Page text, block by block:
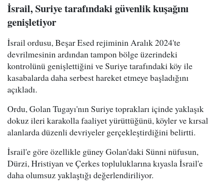
İsrail, Suriye tarafındaki güvenlik kuşağını
genişletiyor
İsrail ordusu, Beşar Esed rejiminin Aralık 2024'te
devrilmesinin ardından tampon bölge üzerindeki
kontrolünü genişlettiğini ve Suriye tarafındaki köy ile
kasabalarda daha serbest hareket etmeye başladığını
açıkladı.
Ordu, Golan Tugayı'nın Suriye toprakları içinde yaklaşık
dokuz ileri karakolla faaliyet yürüttüğünü, köyler ve kırsal
alanlarda düzenli devriyeler gerçekleştirdiğini belirtti.
İsrail'e göre özellikle güney Golan'daki Sünni nüfusun,
Dürzi, Hristiyan ve Çerkes topluluklarına kıyasla İsrail'e
daha olumsuz yaklaştığı değerlendiriliyor.